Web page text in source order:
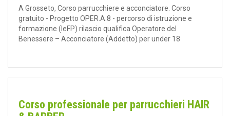
A Grosseto, Corso parrucchiere e acconciatore. Corso
gratuito - Progetto OPER.A.8 - percorso di istruzione e
formazione (IeFP) rilascio qualifica Operatore del
Benessere – Acconciatore (Addetto) per under 18
Corso professionale per parrucchieri HAIR